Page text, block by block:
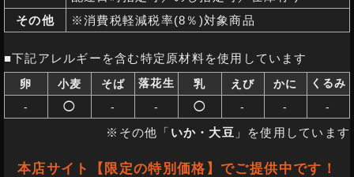
その他
※消費税軽減税率(8％)対象商品
■下記アレルギーを含む特定原材料を使用しています
卵 小麦 そば 落花生 乳 えび かに
くるみ
-
◯ - - ◯ - - -
※その他「 いか・大豆 」を使用しています
本店サイト【限定の特別価格】でご提供中です！